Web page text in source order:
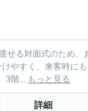
せる対面式のため、
やすく、来客時に
。3階... もっと見る
詳細